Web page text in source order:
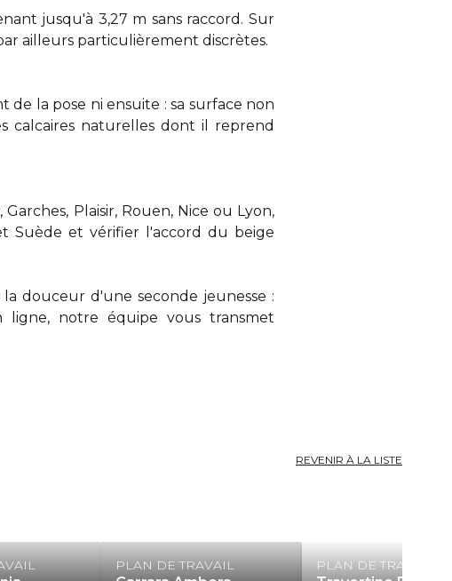
jusqu'à 3,27 m sans raccord. Sur
ailleurs particulièrement discrètes.
la pose ni ensuite : sa surface non
calcaires naturelles dont il reprend
Plaisir, Rouen, Nice ou Lyon,
Suède et vérifier l'accord du beige
douceur d'une seconde jeunesse :
ligne, notre équipe vous transmet
REVENIR À LA LISTE
PLAN DE TRAVAIL PLAN DE TRAVAIL